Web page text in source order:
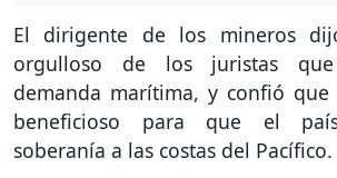
El dirigente de los mineros
orgulloso de los juristas
demanda marítima, y confió que
beneficioso para que el
soberanía a las costas del Pacífico.